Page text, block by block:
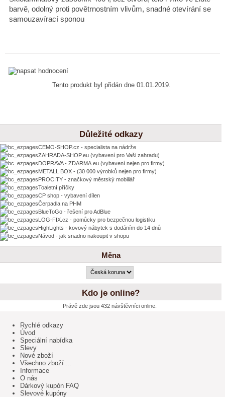
barvě, odolný proti povětrnostním vlivům, snadné otevírání se
samouzavírací sponou
Tento produkt byl přidán dne 01.01.2019.
Důležité odkazy
CEMO-SHOP.cz - specialista na nádrže
ZAHRADA-SHOP.eu (vybavení pro Vaši zahradu)
DOPRAVA - ZDARMA.eu (vybavení nejen pro firmy)
METALL BOX - (30 000 výrobků nejen pro firmy)
PROCITY - značkový městský mobiliář
Toaletní příčky
CP shop - vybavení dílen
Čerpadla na PHM
BlueToGo - řešení pro AdBlue
LOG-FIX.cz - pomůcky pro bezpečnou logistiku
HighLights - kovový nábytek s dodáním do 14 dnů
Návod - jak snadno nakoupit v shopu
Měna
Kdo je online?
Právě zde jsou 432 návštěvníci online.
Rychlé odkazy
Úvod
Speciální nabídka
Slevy
Nové zboží
Všechno zboží ...
Informace
O nás
Dárkový kupón FAQ
Slevové kupóny